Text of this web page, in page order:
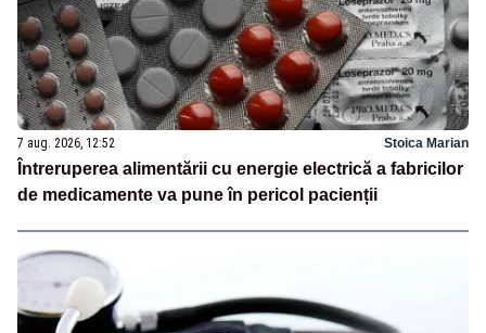
7 aug. 2026, 12:52 Stoica Marian
Întreruperea alimentării cu energie electrică a fabricilor
de medicamente va pune în pericol pacienții